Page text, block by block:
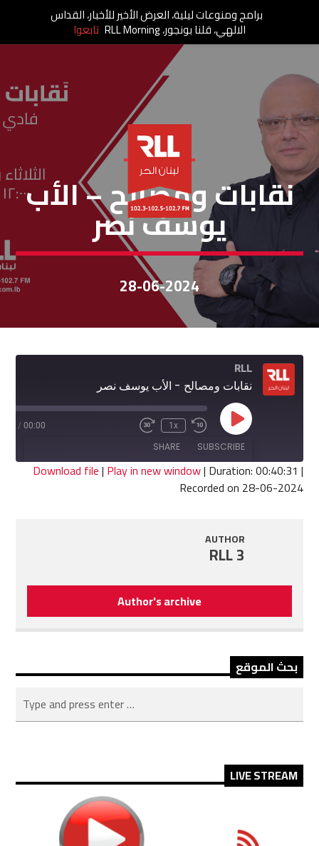
نقابات ومصالح
نقابات ومصالح – الأب
يوسف نصر
28-06-2024
RLL
نقابات ومصالح - الأب يوسف نصر
Play
Episode
Rewind
10
Seconds
1x
Fast
seconds
00:00
/
SUBSCRIBE
SHARE
SHARE
Download file| Play in new window| Duration: 00:40:31 |
Recorded on 28-06-2024
AUTHOR
RLL 3
Author's archive
بحث الموقع
LIVE STREAM
برامج ومنوعات ليلية، العرض الأخير للأخبار، القداس
الالهي، قلنا بونجور، RLL Morning تابعوا